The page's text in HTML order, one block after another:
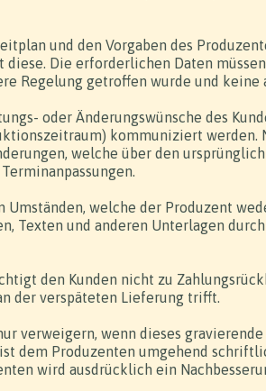
und den Vorgaben des
Die erforderlichen Daten
Regelung getroffen wurde und keine
oder Änderungswünsche des
kommuniziert
welche über den
welche der Produzent
Texten und anderen Unterlagen
den Kunden nicht zu
der verspäteten Lieferung trifft.
verweigern, wenn dieses
dem Produzenten umgehend
wird ausdrücklich ein